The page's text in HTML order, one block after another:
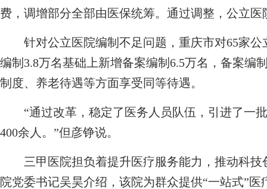
费，调增部分全部由医保统筹。通过调整，公立
针对公立医院编制不足问题，重庆市对65家公
编制3.8万名基础上新增备案编制6.5万名，备案编
制度、养老待遇等方面享受同等待遇。
“通过改革，稳定了医务人员队伍，引进了一
400余人。”但彦铮说。
三甲医院担负着提升医疗服务能力，推动科技
院党委书记吴昊介绍，该院为群众提供“一站式”